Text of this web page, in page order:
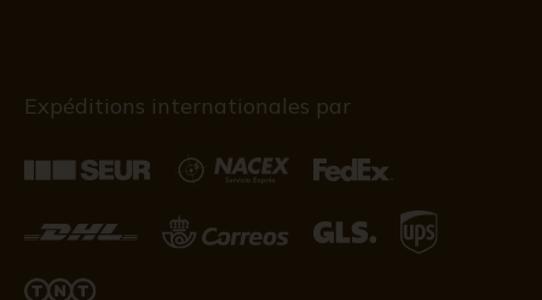
Expéditions internationales par